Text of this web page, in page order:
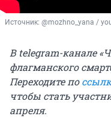
Источник: @mozhno_yana /
В telegram-канале
флагманского
Переходите по
чтобы стать
апреля.